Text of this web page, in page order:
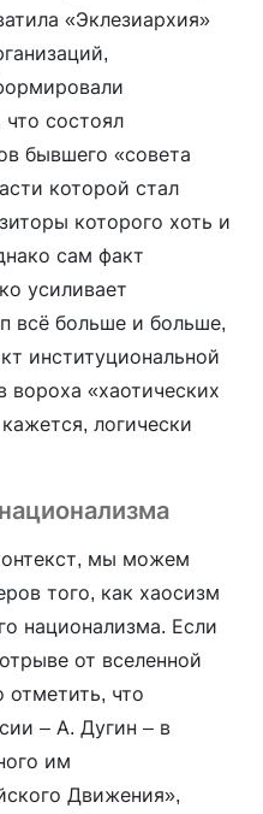
«Эклезиархия»
состоял
бывшего «совета
которой стал
которого хоть и
сам факт
усиливает
всё больше и больше,
институциональной
вороха «хаотических
логически
мы можем
того, как хаосизм
национализма. Если
от вселенной
что
– А. Дугин – в
им
Движения»,